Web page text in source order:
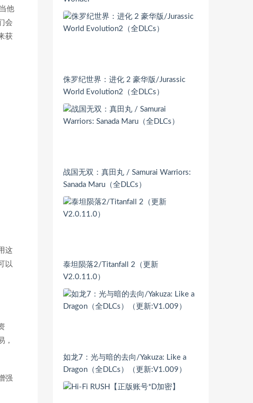
他
会
获
这
以
，
强
侏罗纪世界：进化 2 豪华版/Jurassic
World Evolution2（全DLCs）
战国无双：真田丸 / Samurai Warriors:
Sanada Maru（全DLCs）
泰坦陨落2/Titanfall 2（更新
V2.0.11.0）
如龙7：光与暗的去向/Yakuza: Like a
Dragon（全DLCs）（更新:V1.009）